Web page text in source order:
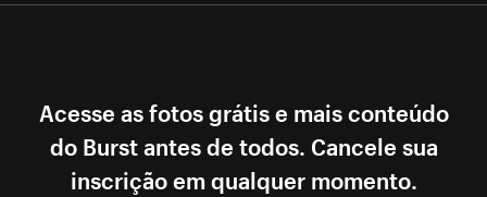
Acesse as fotos grátis e mais conteúdo
do Burst antes de todos. Cancele sua
inscrição em qualquer momento.